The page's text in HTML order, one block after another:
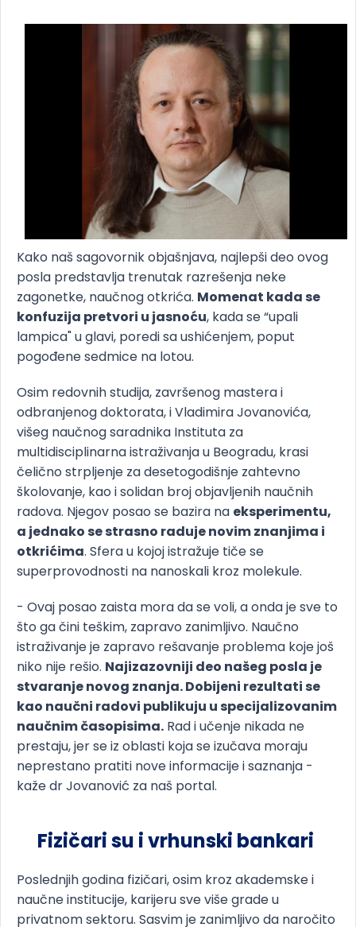
Kako naš sagovornik objašnjava, najlepši deo ovog
posla predstavlja trenutak razrešenja neke
zagonetke, naučnog otkrića. Momenat kada se
konfuzija pretvori u jasnoću, kada se “upali
lampica" u glavi, poredi sa ushićenjem, poput
pogođene sedmice na lotou.
Osim redovnih studija, završenog mastera i
odbranjenog doktorata, i Vladimira Jovanovića,
višeg naučnog saradnika Instituta za
multidisciplinarna istraživanja u Beogradu, krasi
čelično strpljenje za desetogodišnje zahtevno
školovanje, kao i solidan broj objavljenih naučnih
radova. Njegov posao se bazira na eksperimentu,
a jednako se strasno raduje novim znanjima i
otkrićima. Sfera u kojoj istražuje tiče se
superprovodnosti na nanoskali kroz molekule.
- Ovaj posao zaista mora da se voli, a onda je sve to
što ga čini teškim, zapravo zanimljivo. Naučno
istraživanje je zapravo rešavanje problema koje još
niko nije rešio. Najizazovniji deo našeg posla je
stvaranje novog znanja. Dobijeni rezultati se
kao naučni radovi publikuju u specijalizovanim
naučnim časopisima. Rad i učenje nikada ne
prestaju, jer se iz oblasti koja se izučava moraju
neprestano pratiti nove informacije i saznanja -
kaže dr Jovanović za naš portal.
Fizičari su i vrhunski bankari
Poslednjih godina fizičari, osim kroz akademske i
naučne institucije, karijeru sve više grade u
privatnom sektoru. Sasvim je zanimljivo da naročito